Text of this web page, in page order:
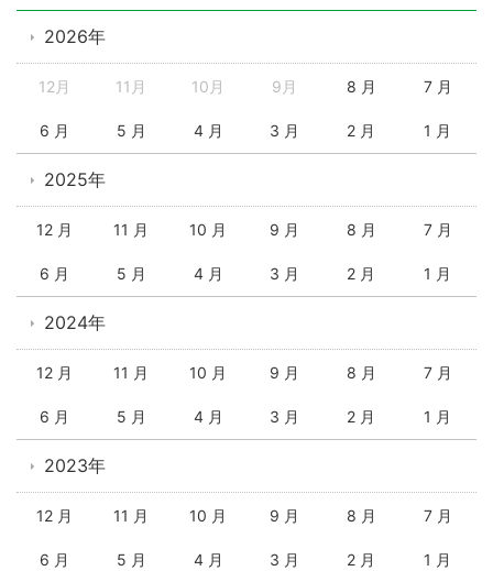
2026年
12月 11月 10月 9月 8 月 7 月
6 月 5 月 4 月 3 月 2 月 1 月
2025年
12 月 11 月 10 月 9 月 8 月 7 月
6 月 5 月 4 月 3 月 2 月 1 月
2024年
12 月 11 月 10 月 9 月 8 月 7 月
6 月 5 月 4 月 3 月 2 月 1 月
2023年
12 月 11 月 10 月 9 月 8 月 7 月
6 月 5 月 4 月 3 月 2 月 1 月